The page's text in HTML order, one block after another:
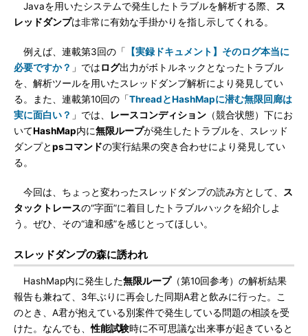
Javaを用いたシステムで発生したトラブルを解析する際、
ス
レッドダンプは非常に有効な手掛かりを指し示してくれる。
例えば、連載第3回の「
【実録ドキュメント】そのログ本当に
必要ですか？ 」ではログ出力がボトルネックとなったトラブル
を、解析ツールを用いたスレッドダンプ解析により発見してい
る。また、連載第10回の「ThreadとHashMapに潜む無限回廊は
実に面白い？ 」では、 レースコンディション （競合状態）下にお
いてHashMap内に無限ループが発生したトラブルを、スレッド
ダンプとpsコマンドの実行結果の突き合わせにより発見してい
る。
今回は、ちょっと変わったスレッドダンプの読み方として、
ス
タックトレースの“字面”に着目したトラブルハックを紹介しよ
う。ぜひ、その“違和感”を感じとってほしい。
スレッドダンプの森に誘われ
HashMap内に発生した無限ループ（第10回参考）の解析結果
報告も兼ねて、3年ぶりに再会した同期A君と飲みに行った。こ
のとき、A君が抱えている別案件で発生している問題の相談を受
けた。なんでも、性能試験時に不可思議な出来事が起きていると